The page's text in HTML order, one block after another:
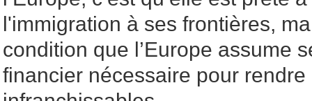
l'immigration à ses frontières,
condition que l’Europe assume
financier nécessaire pour